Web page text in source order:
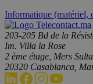
Informatique (matériel,
203-205 Bd de la
Im. Villa la Rose
2 ème étage, Mers
20320 Casablanca,